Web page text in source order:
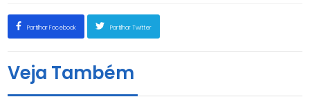
Partilhar Facebook Partilhar Twitter
Veja Também